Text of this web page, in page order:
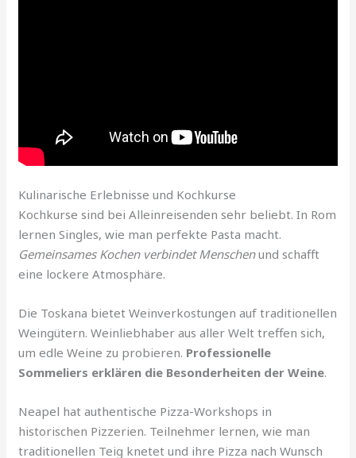
Kulinarische Erlebnisse und Kochkurse
Kochkurse sind bei Alleinreisenden sehr beliebt. In Rom
lernen Singles, wie man perfekte Pasta macht.
Gemeinsames Kochen verbindet Menschenund schafft
eine lockere Atmosphäre.
Die Toskana bietet Weinverkostungen auf traditionellen
Weingütern. Weinliebhaber aus aller Welt treffen sich,
um edle Weine zu probieren. Professionelle
Sommeliers erklären die Besonderheiten der Weine.
Neapel hat authentische Pizza-Workshops in
historischen Pizzerien. Teilnehmer lernen, wie man
traditionellen Teig knetet und ihre Pizza nach Wunsch